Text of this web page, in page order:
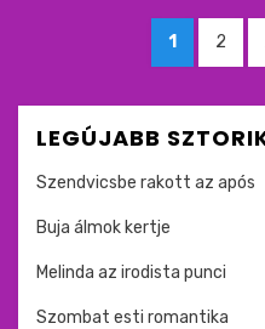
Bejegyzések
lapozása
OLDAL
1 OLDAL
2
LEGÚJABB
Szendvicsbe rakott az após
Buja álmok kertje
Melinda az irodista punci
Szombat esti romantika